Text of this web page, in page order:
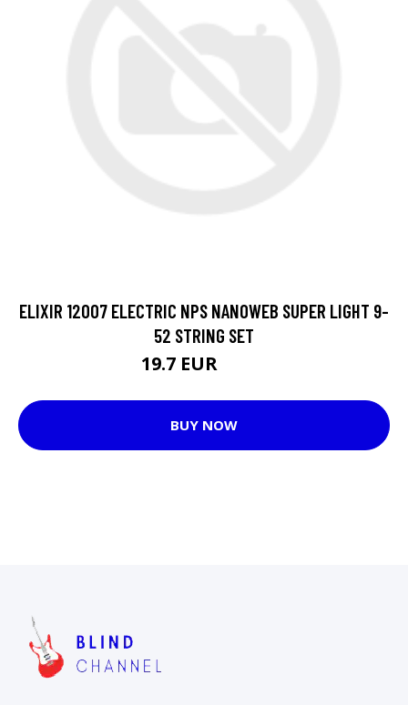
ELIXIR 12007 ELECTRIC NPS NANOWEB SUPER LIGHT 9-
52 STRING SET
19.7 EUR
BUY NOW